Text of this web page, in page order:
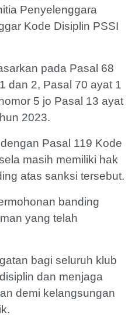
Penyelenggara
Kode Disiplin PSSI
pada Pasal 68
dan 2, Pasal 70 ayat 1
5 jo Pasal 13 ayat
2023.
Pasal 119 Kode
masih memiliki hak
atas sanksi tersebut.
banding
yang telah
bagi seluruh klub
dan menjaga
demi kelangsungan